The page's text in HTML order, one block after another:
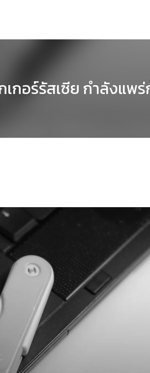
อร์รัสเซีย กำลังแพร่